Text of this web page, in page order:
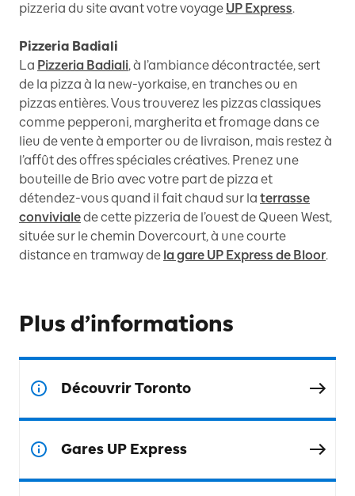
pizzeria du site avant votre voyage UP Express.
Pizzeria Badiali
La Pizzeria Badiali, à l’ambiance décontractée, sert
de la pizza à la new-yorkaise, en tranches ou en
pizzas entières. Vous trouverez les pizzas classiques
comme pepperoni, margherita et fromage dans ce
lieu de vente à emporter ou de livraison, mais restez à
l’affût des offres spéciales créatives. Prenez une
bouteille de Brio avec votre part de pizza et
détendez-vous quand il fait chaud sur la terrasse
convivialede cette pizzeria de l’ouest de Queen West,
située sur le chemin Dovercourt, à une courte
distance en tramway de la gare UP Express de Bloor.
Plus d’informations
Découvrir Toronto
Gares UP Express